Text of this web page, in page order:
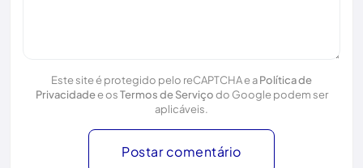
Este site é protegido pelo reCAPTCHA e aPolítica de
Privacidadee osTermos de Serviçodo Google podem ser
aplicáveis.
Postar comentário